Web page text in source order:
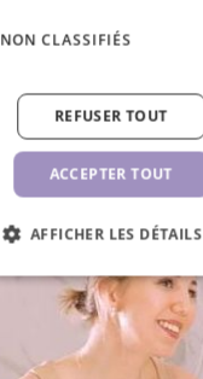
NON CLASSIFIÉS
ACCEPTER TOUT
REFUSER TOUT
AFFICHER LES DÉTAILS